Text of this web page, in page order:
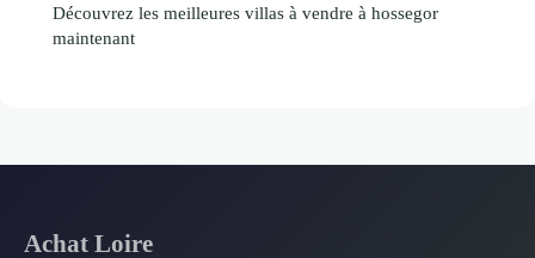
Découvrez les meilleures villas à vendre à hossegor
maintenant
Achat Loire